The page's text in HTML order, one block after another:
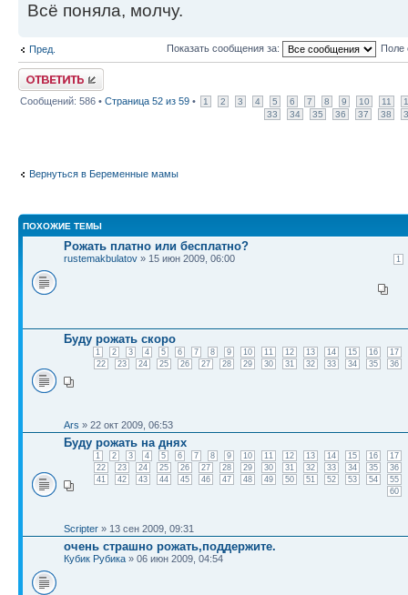
Всё поняла, молчу.
Пред. Показать сообщения за: Поле
Ответить
Сообщений: 586 • Страница 52 из 59 • 1 2 3 4 5 6 7 8 9 10 11
33
34 35 36 37 38
Вернуться в Беременные мамы
ПОХОЖИЕ ТЕМЫ
Рожать платно или бесплатно?
1
rustemakbulatov » 15 июн 2009, 06:00
Буду рожать скоро
1 2 3 4 5 6 7 8 9 10 11 12 13 14 15 16
17
22
23 24 25 26 27 28 29 30 31 32 33 34 35 36
Ars » 22 окт 2009, 06:53
Буду рожать на днях
1 2 3 4 5 6 7 8 9 10 11 12 13 14 15 16
17
22
23 24 25 26 27 28 29 30 31 32 33 34 35
36
41
42 43 44 45 46 47 48 49 50 51 52 53 54
55
60
Scripter » 13 сен 2009, 09:31
очень страшно рожать,поддержите.
Кубик Рубика » 06 июн 2009, 04:54